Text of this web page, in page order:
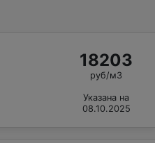
18203
руб/м3
Указана на
08.10.2025